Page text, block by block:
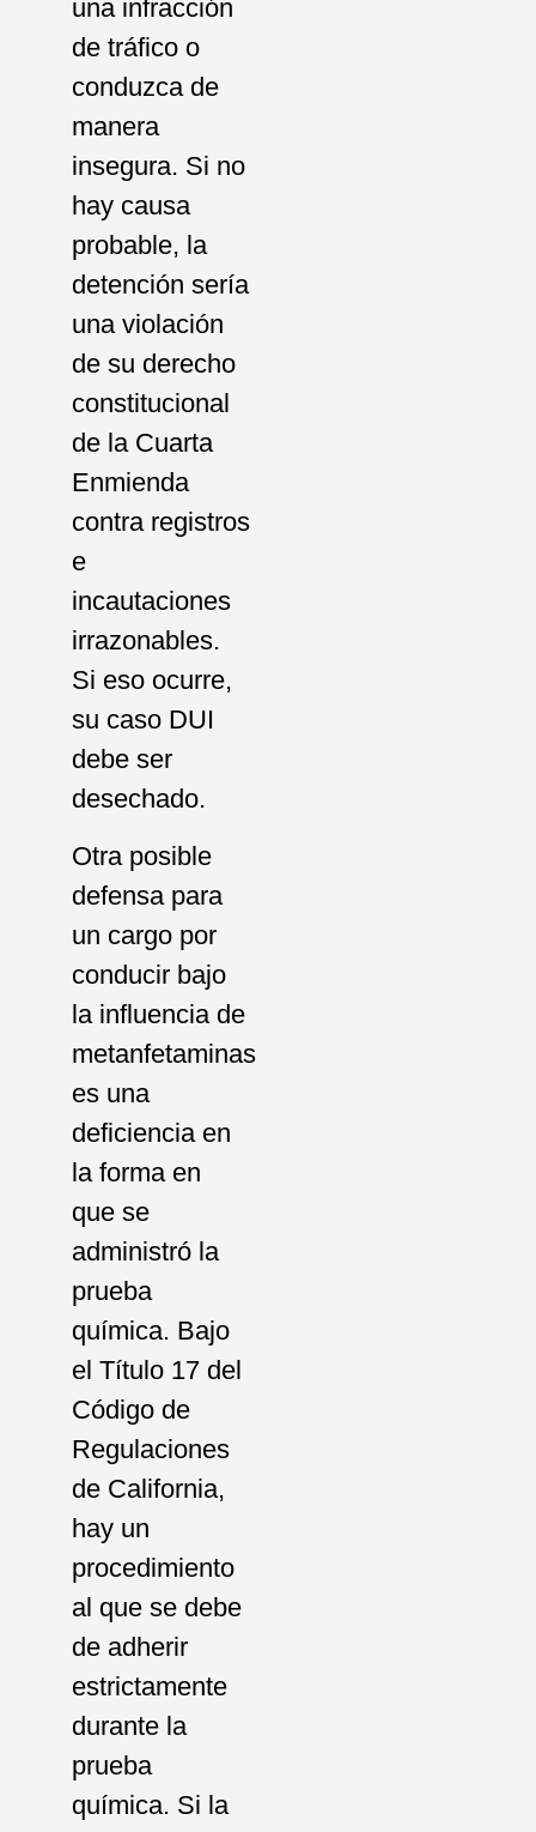
una infracción
de tráfico o
conduzca de
manera
insegura. Si no
hay causa
probable, la
detención sería
una violación
de su derecho
constitucional
de la Cuarta
Enmienda
contra registros
e
incautaciones
irrazonables.
Si eso ocurre,
su caso DUI
debe ser
desechado.
Otra posible
defensa para
un cargo por
conducir bajo
la influencia de
metanfetaminas
es una
deficiencia en
la forma en
que se
administró la
prueba
química. Bajo
el Título 17 del
Código de
Regulaciones
de California,
hay un
procedimiento
al que se debe
de adherir
estrictamente
durante la
prueba
química. Si la